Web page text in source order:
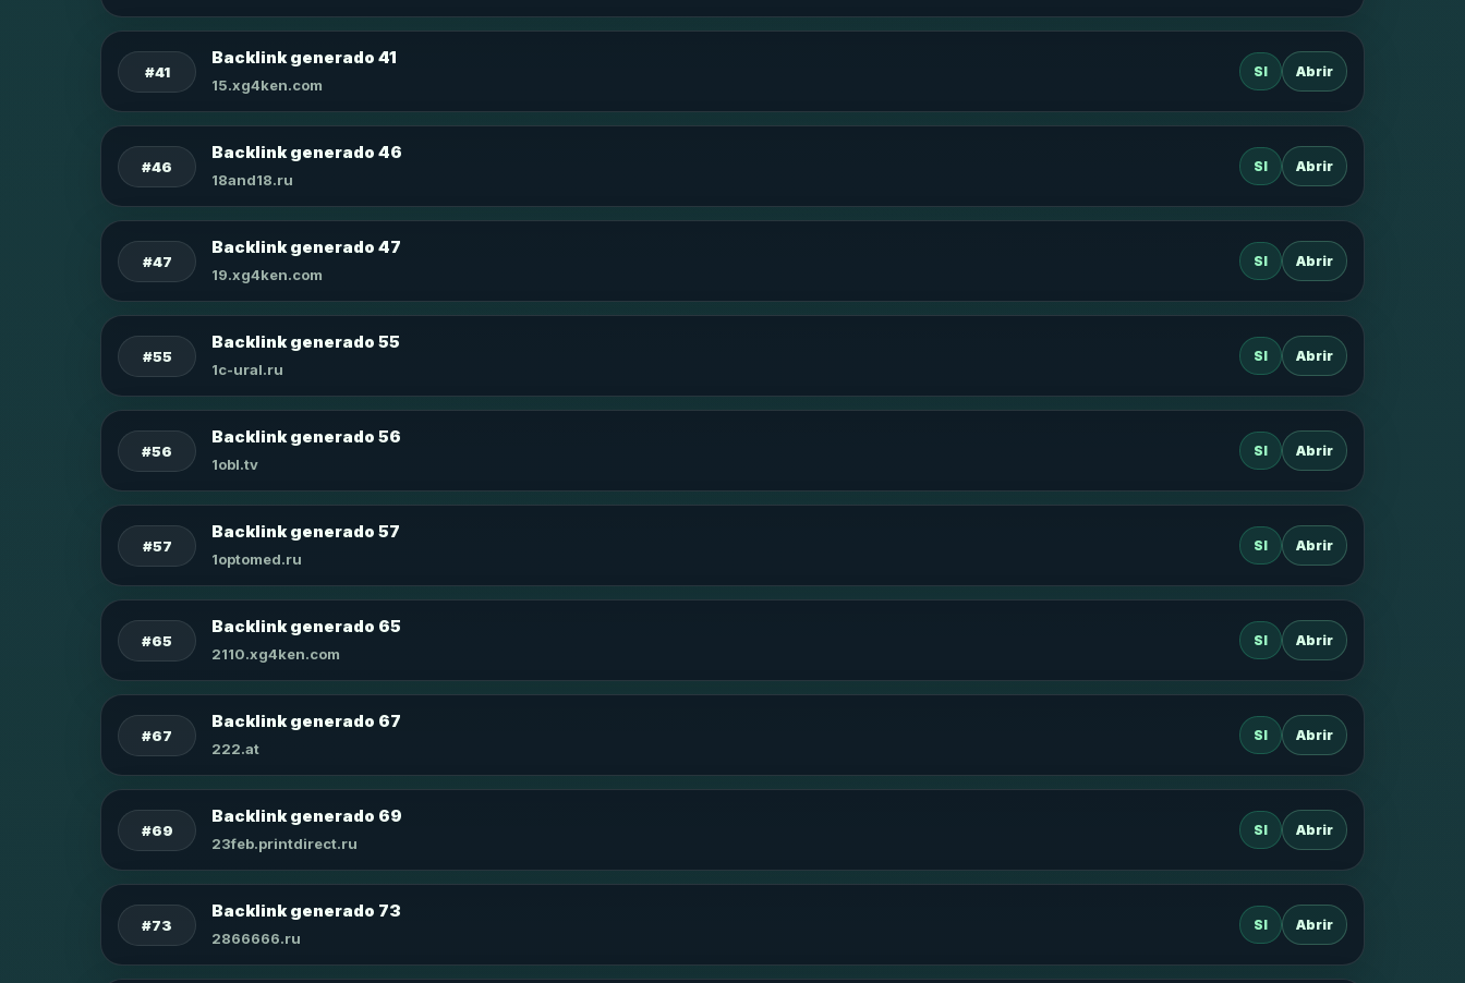
#41
Backlink generado 41
15.xg4ken.com
SI Abrir
#46
Backlink generado 46
18and18.ru
SI Abrir
#47
Backlink generado 47
19.xg4ken.com
SI Abrir
#55
Backlink generado 55
1c-ural.ru
SI Abrir
#56
Backlink generado 56
1obl.tv
SI Abrir
#57
Backlink generado 57
1optomed.ru
SI Abrir
#65
Backlink generado 65
2110.xg4ken.com
SI Abrir
#67
Backlink generado 67
222.at
SI Abrir
#69
Backlink generado 69
23feb.printdirect.ru
SI Abrir
#73
Backlink generado 73
2866666.ru
SI Abrir